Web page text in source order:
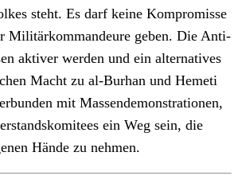
steht. Es darf keine Kompromisse
Militärkommandeure geben. Die Anti-
aktiver werden und ein alternatives
Macht zu al-Burhan und Hemeti
mit Massendemonstrationen,
ein Weg sein, die
Hände zu nehmen.